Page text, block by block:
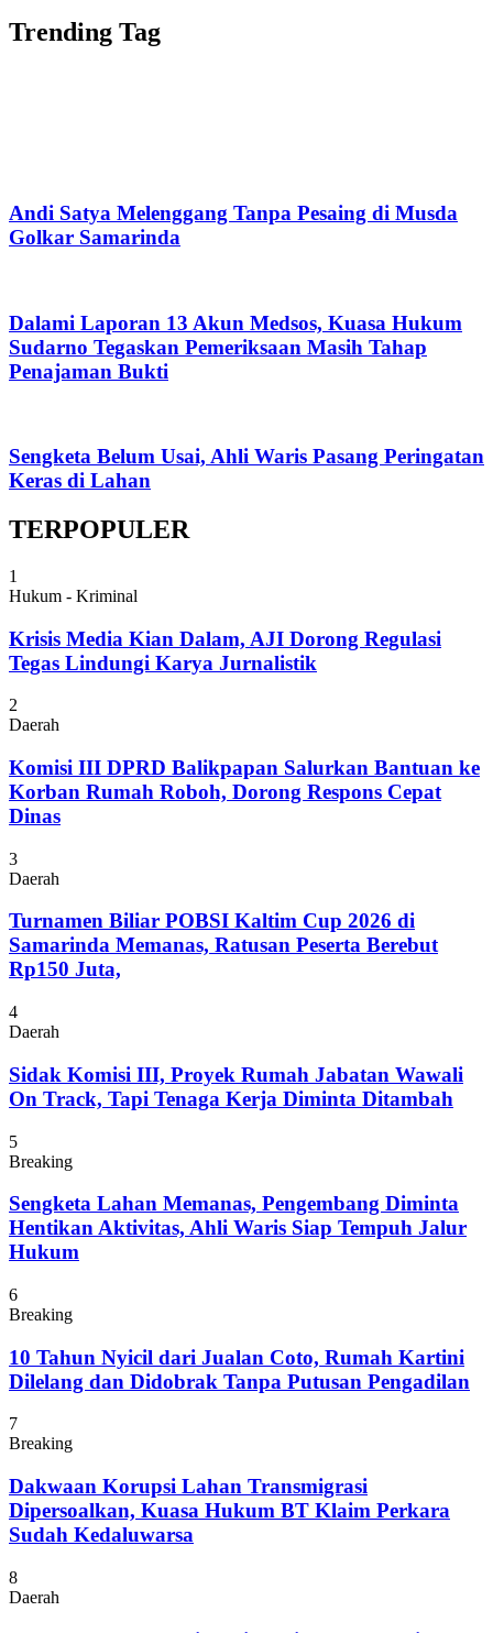
Trending Tag
Andi Satya Melenggang Tanpa Pesaing di Musda
Golkar Samarinda
Dalami Laporan 13 Akun Medsos, Kuasa Hukum
Sudarno Tegaskan Pemeriksaan Masih Tahap
Penajaman Bukti
Sengketa Belum Usai, Ahli Waris Pasang Peringatan
Keras di Lahan
TERPOPULER
1
Hukum - Kriminal
Krisis Media Kian Dalam, AJI Dorong Regulasi
Tegas Lindungi Karya Jurnalistik
2
Daerah
Komisi III DPRD Balikpapan Salurkan Bantuan ke
Korban Rumah Roboh, Dorong Respons Cepat
Dinas
3
Daerah
Turnamen Biliar POBSI Kaltim Cup 2026 di
Samarinda Memanas, Ratusan Peserta Berebut
Rp150 Juta,
4
Daerah
Sidak Komisi III, Proyek Rumah Jabatan Wawali
On Track, Tapi Tenaga Kerja Diminta Ditambah
5
Breaking
Sengketa Lahan Memanas, Pengembang Diminta
Hentikan Aktivitas, Ahli Waris Siap Tempuh Jalur
Hukum
6
Breaking
10 Tahun Nyicil dari Jualan Coto, Rumah Kartini
Dilelang dan Didobrak Tanpa Putusan Pengadilan
7
Breaking
Dakwaan Korupsi Lahan Transmigrasi
Dipersoalkan, Kuasa Hukum BT Klaim Perkara
Sudah Kedaluwarsa
8
Daerah